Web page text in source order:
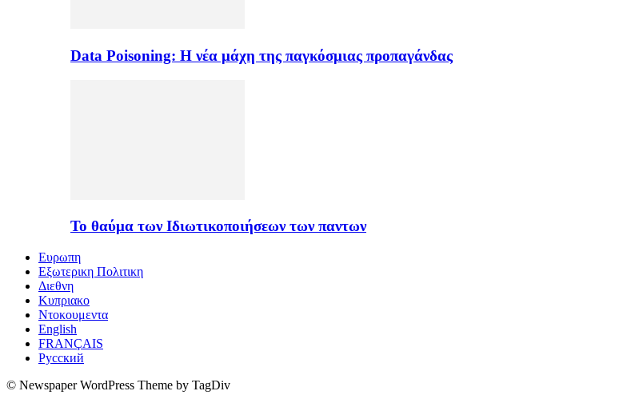
Data Poisoning: Η νέα μάχη της παγκόσμιας προπαγάνδας
Το θαύμα των Ιδιωτικοποιήσεων των παντων
Ευρωπη
Εξωτερικη Πολιτικη
Διεθνη
Κυπριακο
Ντοκουμεντα
English
FRANÇAIS
Русский
© Newspaper WordPress Theme by TagDiv